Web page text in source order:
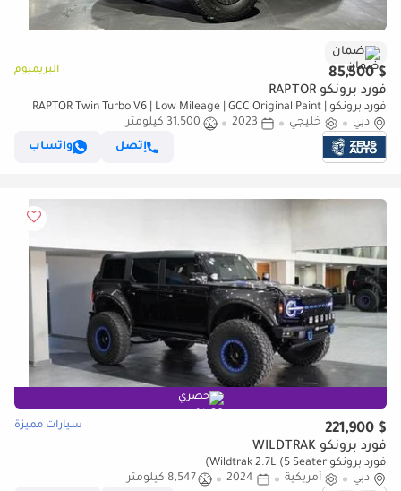
ضمان
$ 85,500 البريميوم
فورد برونكو RAPTOR
فورد برونكو RAPTOR Twin Turbo V6 | Low Mileage | GCC Original Paint |
Advanced 4x4 | Excellent Condition
دبي خليجي 2023
31,500 كيلومتر
إتصل
واتساب
حصري
$ 221,900 سيارات مميزة
فورد برونكو WILDTRAK
فورد برونكو Wildtrak 2.7L (5 Seater)
دبي
أمريكية 2024
8,547 كيلومتر